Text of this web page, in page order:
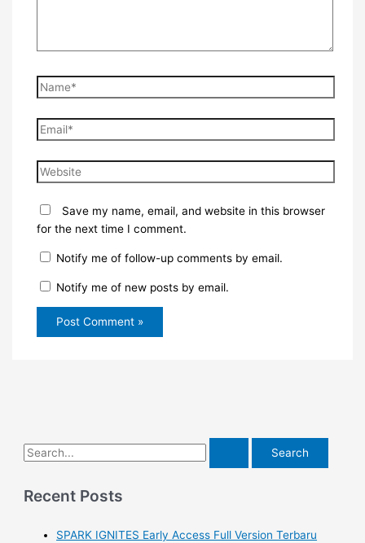
Name*
Email*
Website
Save my name, email, and website in this browser
for the next time I comment.
Notify me of follow-up comments by email.
Notify me of new posts by email.
S
a
Recent Posts
SPARK IGNITES Early Access Full Version Terbaru